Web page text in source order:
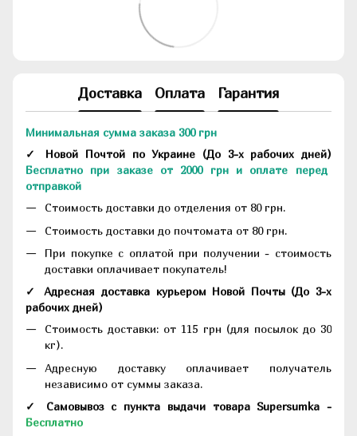
Доставка Оплата Гарантия
Минимальная сумма заказа 300 грн
✓ Новой Почтой по Украине (До 3-х рабочих дней)
Бесплатно при заказе от 2000 грн и оплате перед
отправкой
Стоимость доставки до отделения от 80 грн.
Стоимость доставки до почтомата от 80 грн.
При покупке с оплатой при получении - стоимость
доставки оплачивает покупатель!
✓ Адресная доставка курьером Новой Почты (До 3-х
рабочих дней)
Стоимость доставки: от 115 грн (для посылок до 30
кг).
Адресную доставку оплачивает получатель
независимо от суммы заказа.
✓ Самовывоз с пункта выдачи товара Supersumka -
Бесплатно